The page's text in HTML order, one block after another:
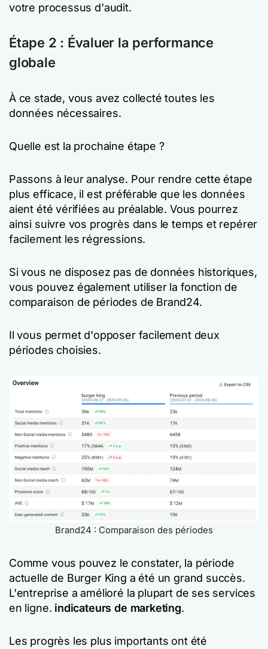
votre processus d'audit.
Étape 2 : Évaluer la performance
globale
À ce stade, vous avez collecté toutes les
données nécessaires.
Quelle est la prochaine étape ?
Passons à leur analyse. Pour rendre cette étape
plus efficace, il est préférable que les données
aient été vérifiées au préalable. Vous pourrez
ainsi suivre vos progrès dans le temps et repérer
facilement les régressions.
Si vous ne disposez pas de données historiques,
vous pouvez également utiliser la fonction de
comparaison de périodes de Brand24.
Il vous permet d'opposer facilement deux
périodes choisies.
Brand24 : Comparaison des périodes
Comme vous pouvez le constater, la période
actuelle de Burger King a été un grand succès.
L'entreprise a amélioré la plupart de ses services
en ligne. indicateurs de marketing.
Les progrès les plus importants ont été